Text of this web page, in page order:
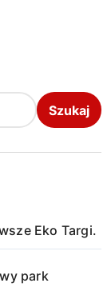
Szukaj
Eko Targi.
park